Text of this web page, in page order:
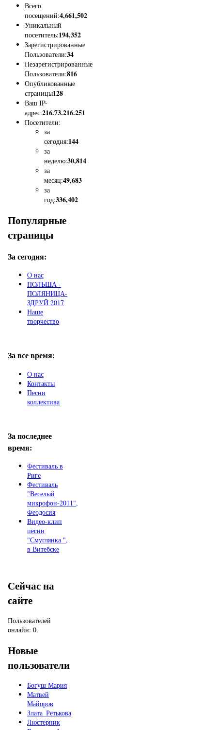
Всего
посещений:4,661,502
Уникальный
посетитель:194,352
Зарегистрированные
Пользователи:34
Незарегистрированные
Пользователи:816
Опубликованные
страницы128
Ваш IP-
адрес:216.73.216.251
Посетители:
за
сегодня:144
за
неделю:30,814
за
месяц:49,683
за
год:336,402
Популярные
страницы
За сегодня:
О нас
ПОЛЬША -
ПОЛЯНИЦА-
ЗДРУЙ 2017
Наше
творчество
За все время:
О нас
Контакты
Песни
коллектива
За последнее
время:
Фестиваль в
Риге
Фестиваль
"Веселый
микрофон-2011",
Феодосия
Видео-клип
песни
"Смуглянка ",
в Витебске
Сейчас на
сайте
Пользователей
онлайн: 0.
Новые
пользователи
Богуш Мария
Матвей
Майоров
Злата_Ретькова
Люстерник